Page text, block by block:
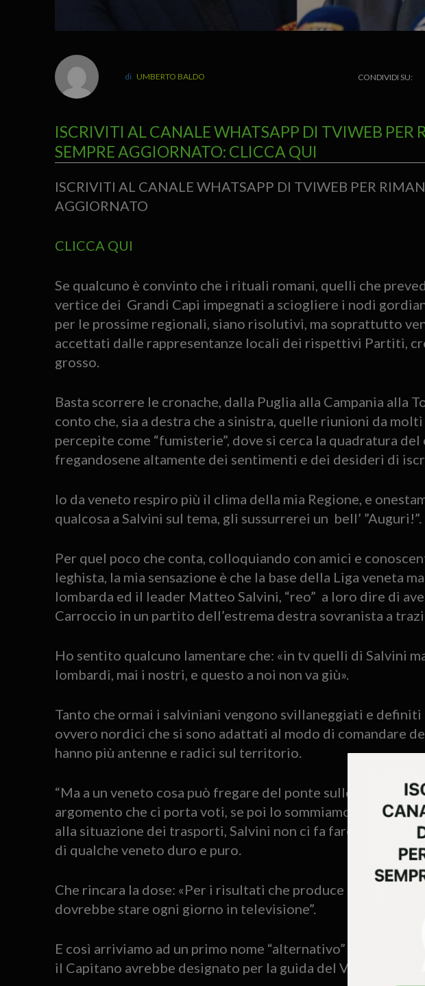
UMBERTO BALDO CONDIVIDI SU:
ISCRIVITI AL CANALE WHATSAPP DI TVIWEB PER
SEMPRE AGGIORNATO: CLICCA QUI
ISCRIVITI AL CANALE WHATSAPP DI TVIWEB PER
AGGIORNATO
CLICCA QUI
Se qualcuno è convinto che i rituali romani, quelli che
vertice dei Grandi Capi impegnati a sciogliere i nodi
per le prossime regionali, siano risolutivi, ma soprattutto
accettati dalle rappresentanze locali dei rispettivi Partiti,
grosso.
Basta scorrere le cronache, dalla Puglia alla Campania alla
conto che, sia a destra che a sinistra, quelle riunioni da
percepite come “fumisterie”, dove si cerca la quadratura del
fregandosene altamente dei sentimenti e dei desideri di
Io da veneto respiro più il clima della mia Regione, e
qualcosa a Salvini sul tema, gli sussurrerei un bell’ ”Auguri!”.
Per quel poco che conta, colloquiando con amici e
leghista, la mia sensazione è che la base della Liga veneta
lombarda ed il leader Matteo Salvini, “reo” a loro dire di
Carroccio in un partito dell’estrema destra sovranista a
Ho sentito qualcuno lamentare che: «in tv quelli di Salvini
lombardi, mai i nostri, e questo a noi non va giù».
Tanto che ormai i salviniani vengono svillaneggiati e definiti
ovvero nordici che si sono adattati al modo di comandare
hanno più antenne e radici sul territorio.
“Ma a un veneto cosa può fregare del ponte sullo stretto di
argomento che ci porta voti, se poi lo sommiamo al disastro
alla situazione dei trasporti, Salvini non ci fa fare certo una
di qualche veneto duro e puro.
Che rincara la dose: «Per i risultati che produce il nostro
dovrebbe stare ogni giorno in televisione”.
E così arriviamo ad un primo nome “alternativo” al candidato
il Capitano avrebbe designato per la guida del Veneto.